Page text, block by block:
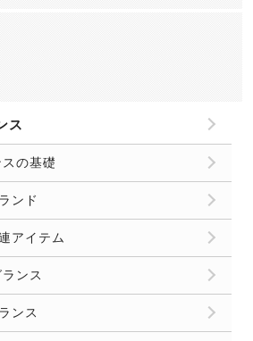
ス
の基礎
ンド
アイテム
ンス
ンス